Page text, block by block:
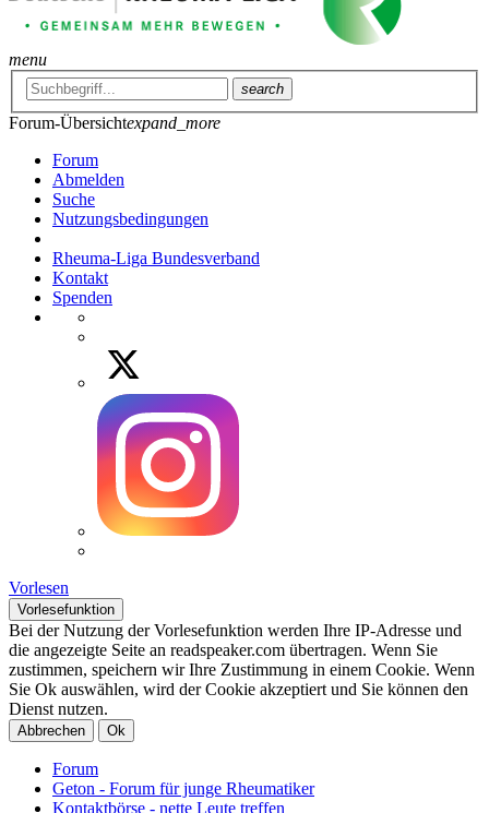
menu
search
Forum-Übersichtexpand_more
Forum
Abmelden
Suche
Nutzungsbedingungen
Rheuma-Liga Bundesverband
Kontakt
Spenden
Vorlesen
Vorlesefunktion
Bei der Nutzung der Vorlesefunktion werden Ihre IP-Adresse und
die angezeigte Seite an readspeaker.com übertragen. Wenn Sie
zustimmen, speichern wir Ihre Zustimmung in einem Cookie. Wenn
Sie Ok auswählen, wird der Cookie akzeptiert und Sie können den
Dienst nutzen.
Abbrechen Ok
Forum
Geton - Forum für junge Rheumatiker
Kontaktbörse - nette Leute treffen